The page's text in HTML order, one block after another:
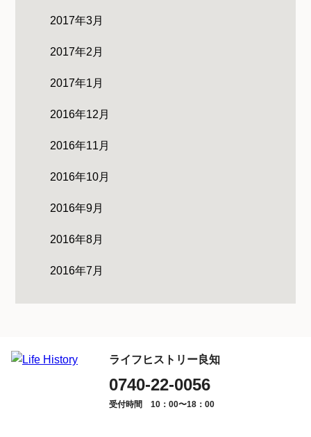
2017年3月
2017年2月
2017年1月
2016年12月
2016年11月
2016年10月
2016年9月
2016年8月
2016年7月
ライフヒストリー良知
0740-22-0056
受付時間 10：00〜18：00